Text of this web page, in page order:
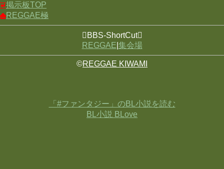
掲示板TOP
REGGAE極
BBS-ShortCut
REGGAE 集会場
©REGGAE KIWAMI
「#ファンタジー」のBL小説を読む
BL小説 BLove